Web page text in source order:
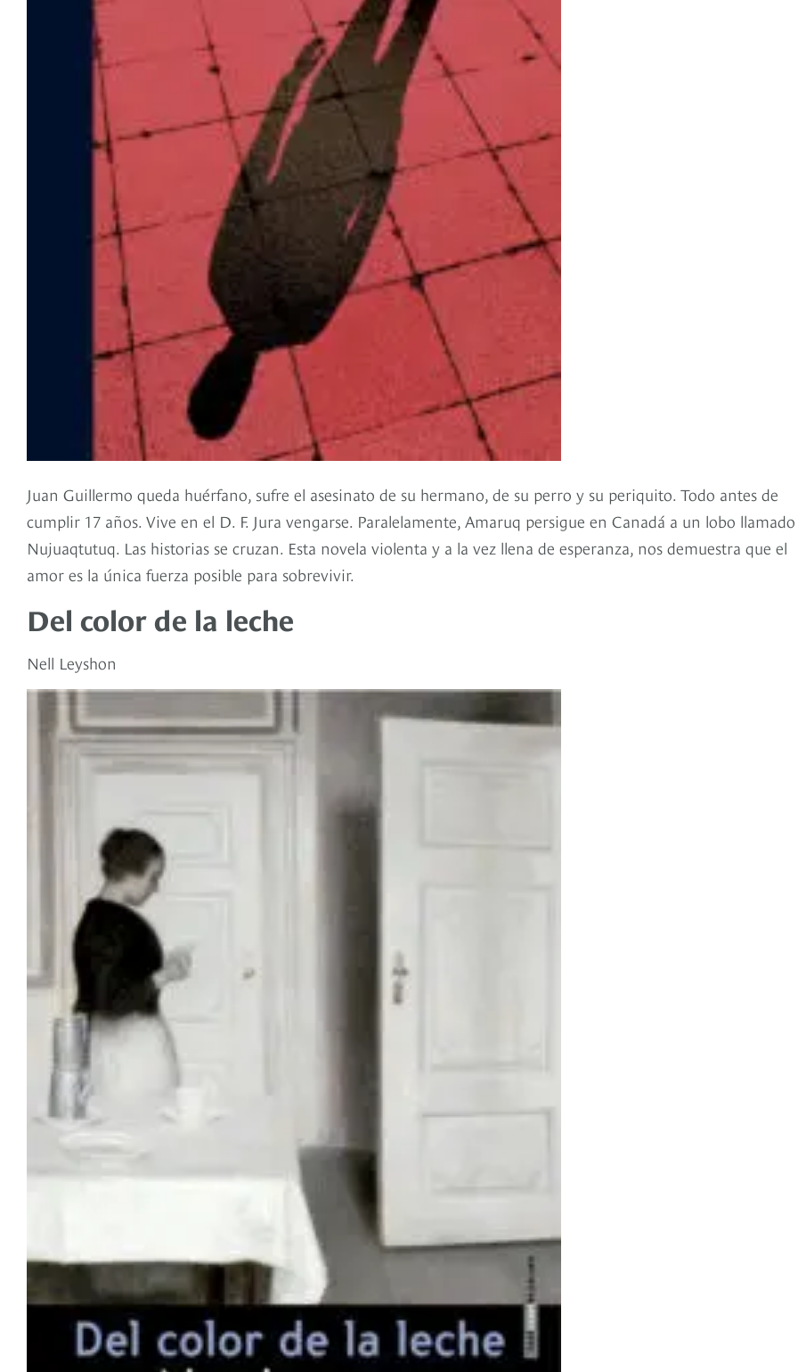
Juan Guillermo queda huérfano, sufre el asesinato de su hermano, de su perro y su periquito. Todo antes de
cumplir 17 años. Vive en el D. F. Jura vengarse. Paralelamente, Amaruq persigue en Canadá a un lobo llamado
Nujuaqtutuq. Las historias se cruzan. Esta novela violenta y a la vez llena de esperanza, nos demuestra que el
amor es la única fuerza posible para sobrevivir.
Del color de la leche
Nell Leyshon